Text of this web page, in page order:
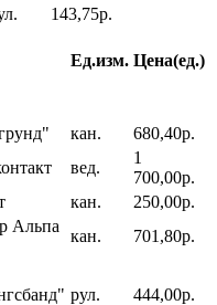
143,75р.
Ед.изм. Цена(ед.)
кан.
680,40р.
вед.
1
700,00р.
кан.
250,00р.
Альпа
кан.
701,80р.
рул.
444,00р.